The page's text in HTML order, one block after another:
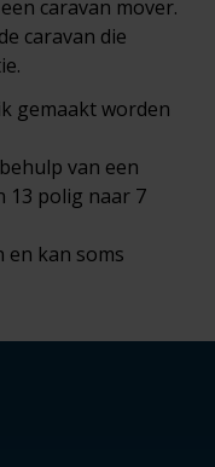
caravan mover.
caravan die
gemaakt worden
van een
13 polig naar 7
en kan soms